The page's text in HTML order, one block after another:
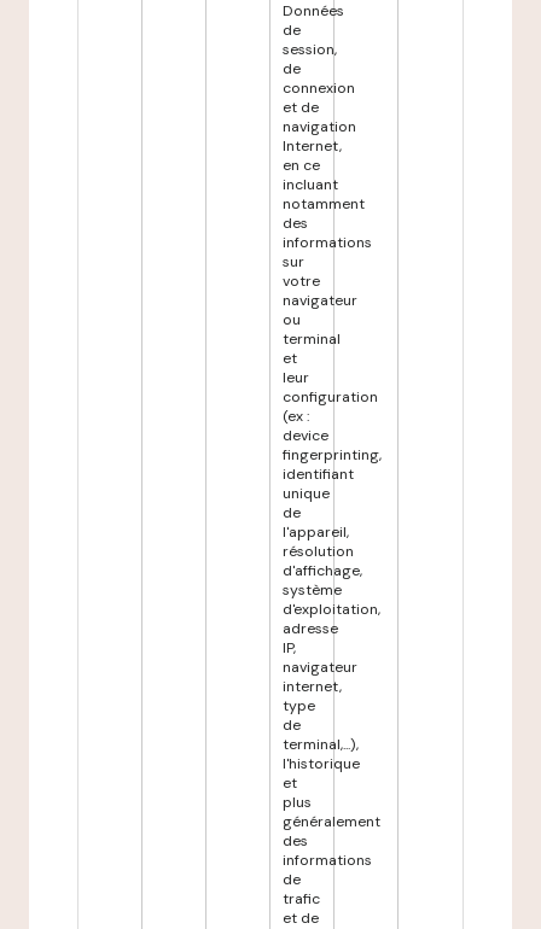
Données
de
session,
de
connexion
et de
navigation
Internet,
en ce
incluant
notamment
des
informations
sur
votre
navigateur
ou
terminal
et
leur
configuration
(ex :
device
fingerprinting,
identifiant
unique
de
l'appareil,
résolution
d'affichage,
système
d'exploitation,
adresse
IP,
navigateur
internet,
type
de
terminal,...),
l'historique
et
plus
généralement
des
informations
de
trafic
et de